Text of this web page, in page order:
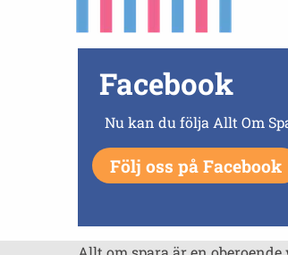
Facebook
Nu kan du följa Allt Om
Följ oss på Facebook